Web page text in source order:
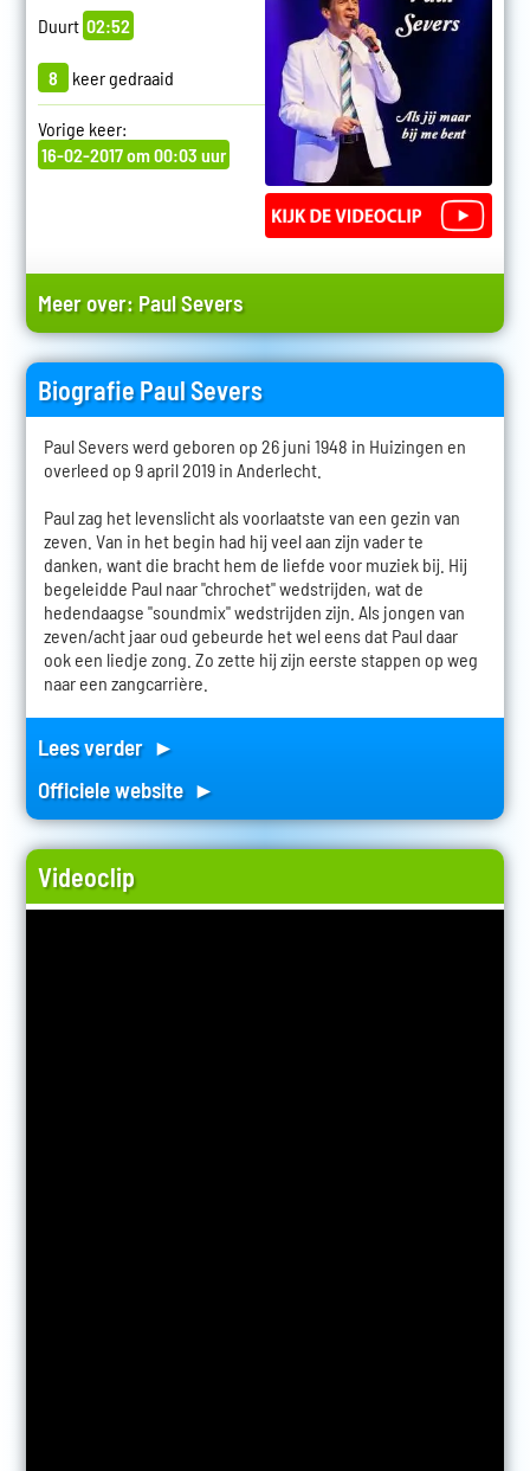
Duurt 02:52
8 keer gedraaid
Vorige keer:
16-02-2017 om 00:03 uur
Meer over: Paul Severs
Biografie Paul Severs
Paul Severs werd geboren op 26 juni 1948 in Huizingen en
overleed op 9 april 2019 in Anderlecht.
Paul zag het levenslicht als voorlaatste van een gezin van
zeven. Van in het begin had hij veel aan zijn vader te
danken, want die bracht hem de liefde voor muziek bij. Hij
begeleidde Paul naar "chrochet" wedstrijden, wat de
hedendaagse "soundmix" wedstrijden zijn. Als jongen van
zeven/acht jaar oud gebeurde het wel eens dat Paul daar
ook een liedje zong. Zo zette hij zijn eerste stappen op weg
naar een zangcarrière.
Lees verder ►
Officiele website ►
Videoclip